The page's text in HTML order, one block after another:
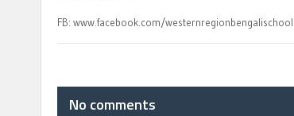
FB: www.facebook.com/westernregionbengalischool
No comments